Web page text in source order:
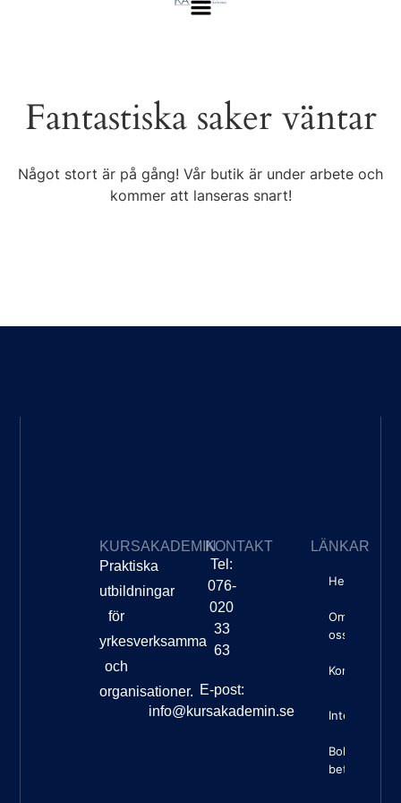
Fantastiska saker väntar
Något stort är på gång! Vår butik är under arbete och
kommer att lanseras snart!
KURSAKADEMIN
Praktiska
utbildningar
för
yrkesverksamma
och
organisationer.
KONTAKT
Tel:
076-
020
33
63
E-post:
info@kursakademin.se
LÄNKAR
Hem
Om
oss
Kontakt
Boknings-